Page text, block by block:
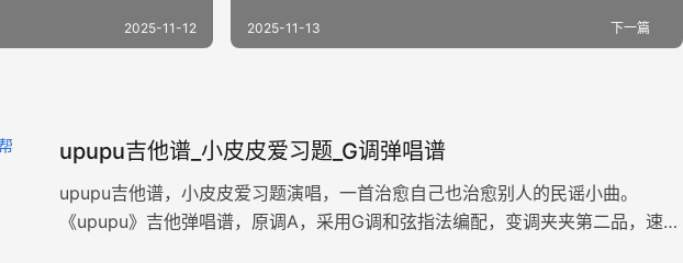
2025-11-12 下一篇
2025-11-13
upupu吉他谱_小皮皮爱习题_G调弹唱谱
upupu吉他谱，小皮皮爱习题演唱，一首治愈自己也治愈别人的民谣小曲。
《upupu》吉他弹唱谱，原调A，采用G调和弦指法编配，变调夹夹第二品，速度